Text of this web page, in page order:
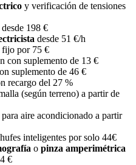
y verificación de tensiones
198 €
desde 51 €/h
fijo por 75 €
con suplemento de 13 €
suplemento de 46 €
recargo del 27 %
(según terreno) a partir de
aire acondicionado a partir
inteligentes por solo 44€
o pinza amperimétrica
€